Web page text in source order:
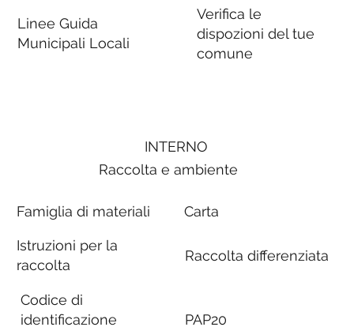
Linee Guida
Municipali Locali
Verifica le
dispozioni del tue
comune
INTERNO
Raccolta e ambiente
Famiglia di materiali
Istruzioni per la
raccolta
Codice di
identificazione
Carta
Raccolta differenziata
PAP20